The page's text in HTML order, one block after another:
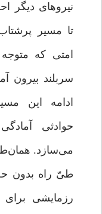
نیروهای دیگر
تا مسیر
امتی که
سربلند بیرون
ادامه این
حوادثی
می‌سازد.
طیّ راه بدون
رزمایشی برای